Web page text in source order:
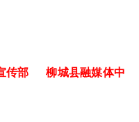
传部 柳城县融媒体中